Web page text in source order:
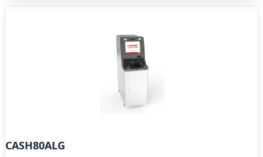
CASH80ALG